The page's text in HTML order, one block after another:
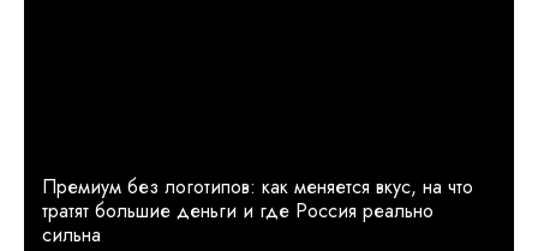
Премиум без логотипов: как меняется вкус, на что
тратят большие деньги и где Россия реально
сильна